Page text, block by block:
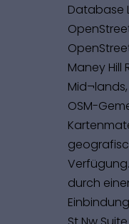
Database
Maney
Mid¬lands,
OSM-
durch